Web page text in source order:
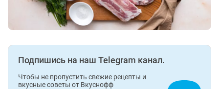
Подпишись на наш Telegram канал.
Чтобы не пропустить свежие рецепты и
вкусные советы от Вкуснофф